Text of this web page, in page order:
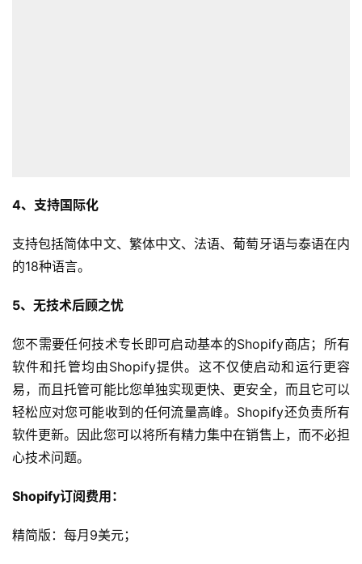
4、支持国际化
支持包括简体中文、繁体中文、法语、葡萄牙语与泰语在内
的18种语言。
5、无技术后顾之忧
您不需要任何技术专长即可启动基本的Shopify商店；所有
软件和托管均由Shopify提供。这不仅使启动和运行更容
易，而且托管可能比您单独实现更快、更安全，而且它可以
轻松应对您可能收到的任何流量高峰。Shopify还负责所有
软件更新。因此您可以将所有精力集中在销售上，而不必担
心技术问题。
Shopify订阅费用：
精简版：每月9美元；